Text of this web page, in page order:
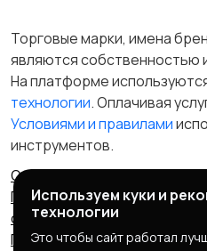
Торговые марки, имена
являются собственностью
На платформе
технологии. Оплачивая
Условиями и правилами
инструментов.
Отказ от ответственности
Политика
соглашение
Запрещенные
Правообладателям
Используем куки и
технологии
Это чтобы сайт работал